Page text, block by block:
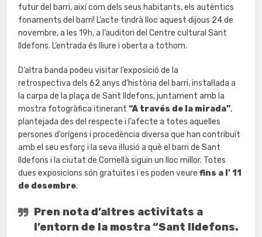
futur del barri, així com dels seus habitants, els autèntics
fonaments del barri! L’acte tindrà lloc aquest dijous 24 de
novembre, a les 19h, a l’auditori del Centre cultural Sant
Ildefons. L’entrada és lliure i oberta a tothom.
D’altra banda podeu visitar l’exposició de la
retrospectiva dels 62 anys d’història del barri, instal·lada a
la carpa de la plaça de Sant Ildefons, juntament amb la
mostra fotogràfica itinerant“A través de la mirada”,
plantejada des del respecte i l’afecte a totes aquelles
persones d’orígens i procedència diversa que han contribuït
amb el seu esforç i la seva il·lusió a què el barri de Sant
Ildefons i la ciutat de Cornellà siguin un lloc millor. Totes
dues exposicions són gratuïtes i es poden veurefins a l’ 11
de desembre.
Pren nota d’altres activitats a
l’entorn de la mostra “Sant Ildefons.